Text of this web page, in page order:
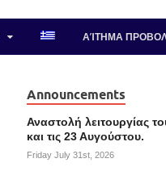
ΑΊΤΗΜΑ
Announcements
Αναστολή λειτουργίας
και τις 23 Αυγούστου.
Friday July 31st, 2026